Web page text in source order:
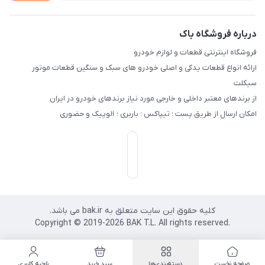
درباره فروشگاه باک
فروشگاه اینترنتی قطعات و لوازم خودرو
ارائه انواع قطعات یدکی و اصلی خودرو های سبک و سنگین قطعات موتور
سیکلت
از برندهای معتبر داخلی و خارجی مورد نیاز برندهای خودرو در ایران
امکان ارسال از طریق پست ؛ تیپاکس ؛ باربری ؛ الوپیک و حضوری
کلیه حقوق این سایت متعلق به bak.ir می باشد.
.Copyright © 2019-2026 BAK T.L. All rights reserved